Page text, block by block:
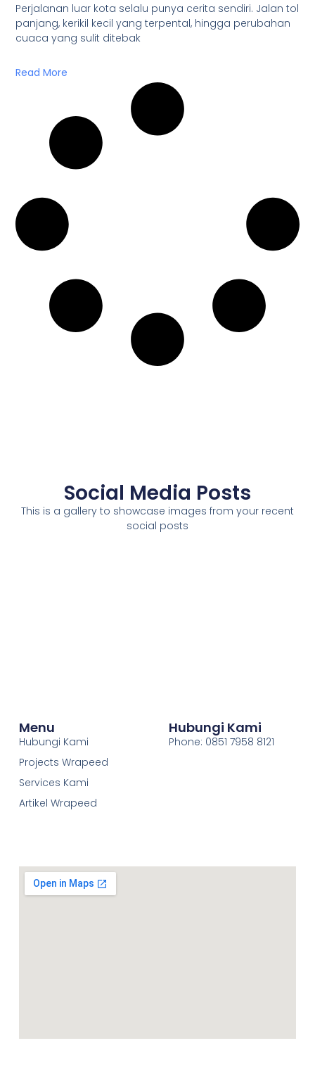
Perjalanan luar kota selalu punya cerita sendiri. Jalan tol
panjang, kerikil kecil yang terpental, hingga perubahan
cuaca yang sulit ditebak
Read More
Social Media Posts
This is a gallery to showcase images from your recent
social posts
Menu
Hubungi Kami
Projects Wrapeed
Services Kami
Artikel Wrapeed
Hubungi Kami
Phone: 0851 7958 8121